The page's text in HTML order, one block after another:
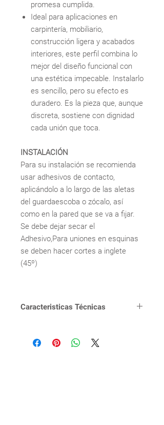
promesa cumplida.
Ideal para aplicaciones en
carpintería, mobiliario,
construcción ligera y acabados
interiores, este perfil combina lo
mejor del diseño funcional con
una estética impecable. Instalarlo
es sencillo, pero su efecto es
duradero. Es la pieza que, aunque
discreta, sostiene con dignidad
cada unión que toca.
INSTALACIÓN
Para su instalación se recomienda
usar adhesivos de contacto,
aplicándolo a lo largo de las aletas
del guardaescoba o zócalo, así
como en la pared que se va a fijar.
Se debe dejar secar el
Adhesivo,Para uniones en esquinas
se deben hacer cortes a inglete
(45º)
Caracteristicas Técnicas
PVC original